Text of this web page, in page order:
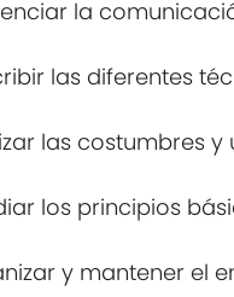
la
las diferentes
las costumbres
los principios
y mantener el